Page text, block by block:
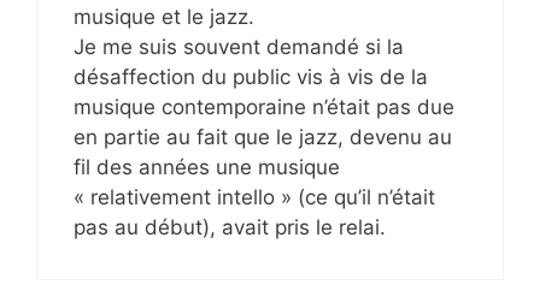
musique et le jazz.
Je me suis souvent demandé si la
désaffection du public vis à vis de la
musique contemporaine n’était pas due
en partie au fait que le jazz, devenu au
fil des années une musique
« relativement intello » (ce qu’il n’était
pas au début), avait pris le relai.